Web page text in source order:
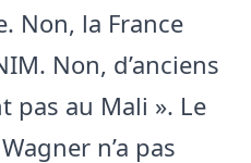
Non, la France
Non, d’anciens
pas au Mali ». Le
n’a pas